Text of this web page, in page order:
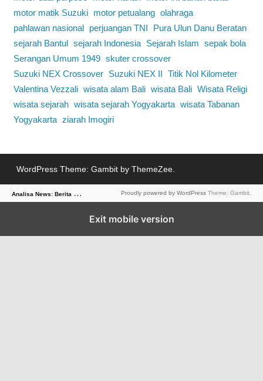
motor matik Suzuki
motor petualang olahraga
pahlawan nasional
perjuangan TNI
Pura Ulun Danu Beratan
sejarah Bantul sejarah Indonesia Sejarah Islam sepak bola
Serangan Umum 1949 skuter crossover
Suzuki NEX Crossover
Suzuki NEX II Titik Nol Kilometer
Valentina Vezzali wisata alam Bali wisata Bali Wisata Religi
wisata sejarah wisata sejarah Yogyakarta wisata Tabanan
Yogyakarta ziarah Imogiri
WordPress Theme: Gambit by ThemeZee.
A
nalisa News: Berita Dalam Sudut Pandang Tajam Proudly powered by WordPress Theme: Gambit.
Exit mobile version